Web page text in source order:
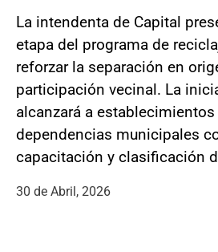
La intendenta de Capital
etapa del programa de
reforzar la separación en
participación vecinal. La
alcanzará a
dependencias municipales
capacitación y clasificación
30 de Abril, 2026